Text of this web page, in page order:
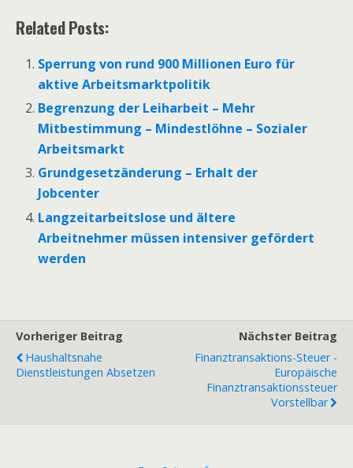
Related Posts:
Sperrung von rund 900 Millionen Euro für
aktive Arbeitsmarktpolitik
Begrenzung der Leiharbeit – Mehr
Mitbestimmung – Mindestlöhne – Sozialer
Arbeitsmarkt
Grundgesetzänderung – Erhalt der
Jobcenter
Langzeitarbeitslose und ältere
Arbeitnehmer müssen intensiver gefördert
werden
Vorheriger Beitrag
Haushaltsnahe
Dienstleistungen Absetzen
Nächster Beitrag
Finanztransaktions-Steuer -
Europäische
Finanztransaktionssteuer
Vorstellbar